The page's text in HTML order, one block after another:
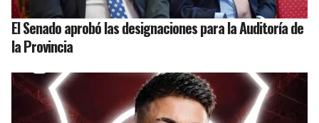
El Senado aprobó las designaciones para la Auditoría de
la Provincia